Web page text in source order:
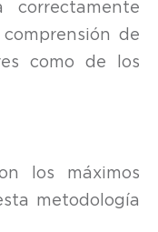
correctamente
de
como de los
los máximos
metodología